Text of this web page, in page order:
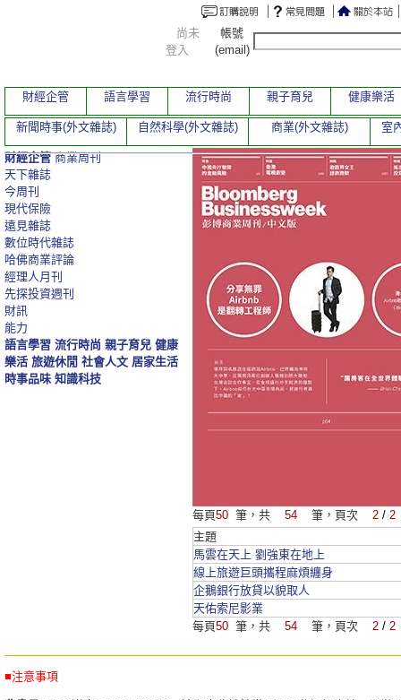
每頁50 筆，共 54 筆，頁次 2 / 2
主題
馬雲在天上 劉強東在地上
線上旅遊巨頭攜程麻煩纏身
企鵝銀行放貸以貌取人
天佑索尼影業
每頁50 筆，共 54 筆，頁次 2 / 2
財經企管 商業周刊
天下雜誌
今周刊
現代保險
遠見雜誌
數位時代雜誌
哈佛商業評論
經理人月刊
先探投資週刊
財訊
能力
語言學習 流行時尚 親子育兒 健康
樂活 旅遊休閒 社會人文 居家生活
時事品味 知識科技
尚未
登入
帳號
(email)
財經企管 語言學習 流行時尚 親子育兒 健康樂活
新聞時事(外文雜誌) 自然科學(外文雜誌) 商業(外文雜誌) 室
■注意事項